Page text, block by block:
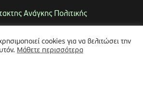
Ανάγκης Πολιτικής
Λύκος Παναγιώτηςcookies για να βελιτώσει την
Μάθετε περισσότερα